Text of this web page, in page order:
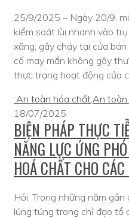
25/9/2025 – Ngày 20/9,
kiểm soát lùi nhanh vào
xăng, gây cháy tại cửa
cố may mắn không gây
thực trạng hoạt động của
An toàn hóa chất,An toàn
18/07/2025
BIỆN PHÁP THỰC
NĂNG LỰC ỨNG
HOÁ CHẤT CHO
Hỏi: Trong những năm
lúng túng trong chỉ đạo tổ